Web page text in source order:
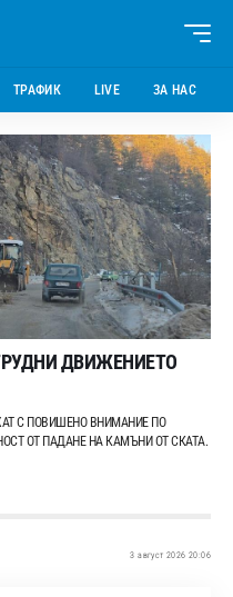
ТРАФИК LIVE ЗА НАС
ДВИЖЕНИЕТО
С ПОВИШЕНО ВНИМАНИЕ ПО
ОТ ПАДАНЕ НА КАМЪНИ ОТ СКАТА.
3 август 2026 20:06